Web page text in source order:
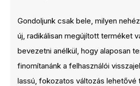
Gondoljunk csak bele, milyen
új, radikálisan megújított terméket
bevezetni anélkül, hogy alaposan
finomítanánk a felhasználói
lassú, fokozatos változás lehetővé